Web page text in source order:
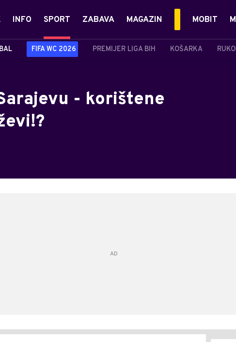
INFO SPORT
FIFA WC 2026 PREMIJER LIGA BIH KOŠARKA
ZABAVA MAGAZIN MOBIT
- korištene